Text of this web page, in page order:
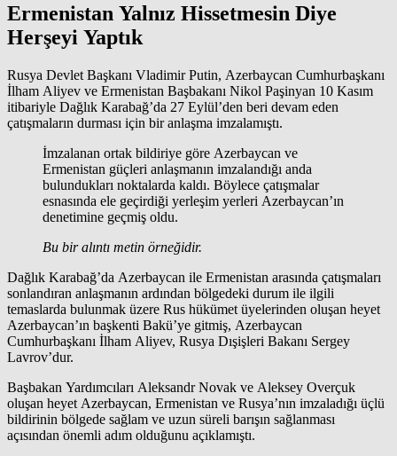
Ermenistan Yalnız Hissetmesin Diye
Herşeyi Yaptık
Rusya Devlet Başkanı Vladimir Putin, Azerbaycan Cumhurbaşkanı
İlham Aliyev ve Ermenistan Başbakanı Nikol Paşinyan 10 Kasım
itibariyle Dağlık Karabağ’da 27 Eylül’den beri devam eden
çatışmaların durması için bir anlaşma imzalamıştı.
İmzalanan ortak bildiriye göre Azerbaycan ve
Ermenistan güçleri anlaşmanın imzalandığı anda
bulundukları noktalarda kaldı. Böylece çatışmalar
esnasında ele geçirdiği yerleşim yerleri Azerbaycan’ın
denetimine geçmiş oldu.
Bu bir alıntı metin örneğidir.
Dağlık Karabağ’da Azerbaycan ile Ermenistan arasında çatışmaları
sonlandıran anlaşmanın ardından bölgedeki durum ile ilgili
temaslarda bulunmak üzere Rus hükümet üyelerinden oluşan heyet
Azerbaycan’ın başkenti Bakü’ye gitmiş, Azerbaycan
Cumhurbaşkanı İlham Aliyev, Rusya Dışişleri Bakanı Sergey
Lavrov’dur.
Başbakan Yardımcıları Aleksandr Novak ve Aleksey Overçuk
oluşan heyet Azerbaycan, Ermenistan ve Rusya’nın imzaladığı üçlü
bildirinin bölgede sağlam ve uzun süreli barışın sağlanması
açısından önemli adım olduğunu açıklamıştı.